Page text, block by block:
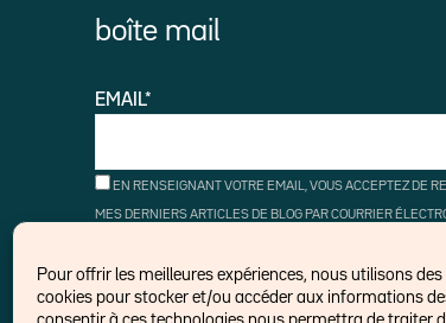
Pour offrir les meilleures expériences, nous utilisons
cookies pour stocker et/ou accéder aux informations
boîte mail
EMAIL*
EN RENSEIGNANT VOTRE EMAIL, VOUS ACCEPTEZ DE
MES DERNIERS ARTICLES DE BLOG PAR COURRIER
LIENS DE DÉSINSCRIPTION.